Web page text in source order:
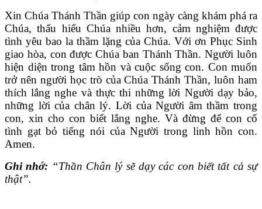
Xin Chúa Thánh Thần giúp con ngày càng khám phá ra
Chúa, thấu hiểu Chúa nhiều hơn, cảm nghiệm được
tình yêu bao la thầm lặng của Chúa. Với ơn Phục Sinh
giao hòa, con được Chúa ban Thánh Thần. Người luôn
hiện diện trong tâm hồn và cuộc sống con. Con muốn
trở nên người học trò của Chúa Thánh Thần, luôn ham
thích lắng nghe và thực thi những lời Người dạy bảo,
những lời của chân lý. Lời của Người âm thầm trong
con, xin cho con biết lắng nghe. Và đừng để con cố
tình gạt bỏ tiếng nói của Người trong linh hồn con.
Amen.
Ghi nhớ: “Thần Chân lý sẽ dạy các con biết tất cả sự
thật”.